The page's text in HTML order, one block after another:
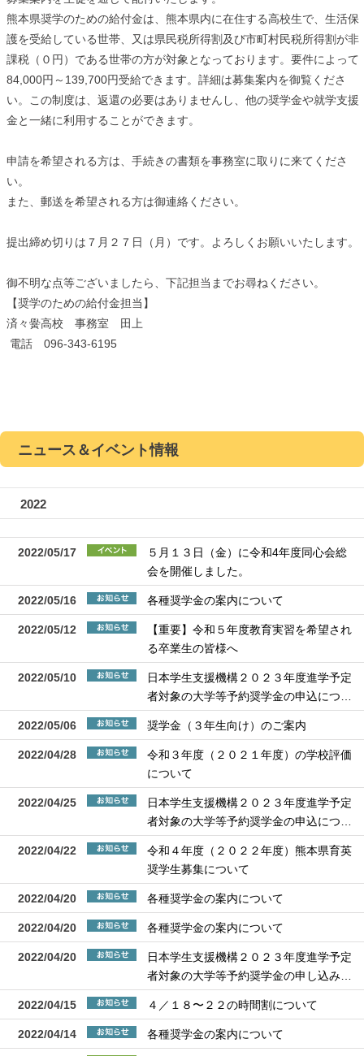
熊本県奨学のための給付金は、熊本県内に在住する高校生で、生活保
護を受給している世帯、又は県民税所得割及び市町村民税所得割が非
課税（０円）である世帯の方が対象となっております。要件によって
84,000円～139,700円受給できます。詳細は募集案内を御覧くださ
い。この制度は、返還の必要はありませんし、他の奨学金や就学支援
金と一緒に利用することができます。
申請を希望される方は、手続きの書類を事務室に取りに来てくださ
い。
また、郵送を希望される方は御連絡ください。
提出締め切りは７月２７日（月）です。よろしくお願いいたします。
御不明な点等ございましたら、下記担当までお尋ねください。
【奨学のための給付金担当】
済々黌高校 事務室 田上
電話 096-343-6195
ニュース＆イベント情報
2022
2022/05/17
５月１３日（金）に令和4年度同心会総
会を開催しました。
2022/05/16 各種奨学金の案内について
2022/05/12
【重要】令和５年度教育実習を希望され
る卒業生の皆様へ
2022/05/10
日本学生支援機構２０２３年度進学予定
者対象の大学等予約奨学金の申込につ…
2022/05/06 奨学金（３年生向け）のご案内
2022/04/28
令和３年度（２０２１年度）の学校評価
について
2022/04/25
日本学生支援機構２０２３年度進学予定
者対象の大学等予約奨学金の申込につ…
2022/04/22
令和４年度（２０２２年度）熊本県育英
奨学生募集について
2022/04/20 各種奨学金の案内について
2022/04/20 各種奨学金の案内について
2022/04/20
日本学生支援機構２０２３年度進学予定
者対象の大学等予約奨学金の申し込み…
2022/04/15 ４／１８〜２２の時間割について
2022/04/14 各種奨学金の案内について